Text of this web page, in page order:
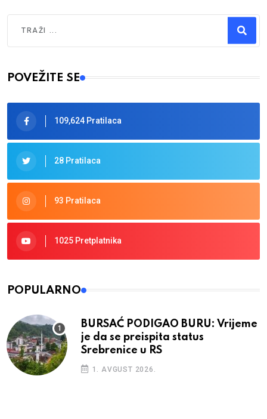
Type 2 or more characters for results.
POVEŽITE SE
109,624 Pratilaca
28 Pratilaca
93 Pratilaca
1025 Pretplatnika
POPULARNO
BURSAĆ PODIGAO BURU: Vrijeme
je da se preispita status
Srebrenice u RS
1. AVGUST 2026.